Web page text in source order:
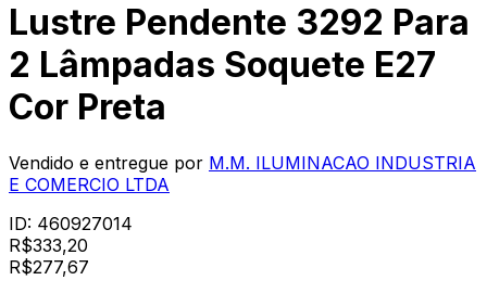
Lustre Pendente 3292 Para
2 Lâmpadas Soquete E27
Cor Preta
Vendido e entregue por M.M. ILUMINACAO INDUSTRIA
E COMERCIO LTDA
ID: 460927014
R$333,20
R$277,67